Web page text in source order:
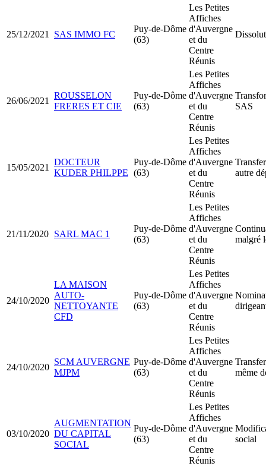
25/12/2021 SAS IMMO FC
Puy-de-Dôme
(63)
Les Petites
Affiches
d'Auvergne
et du
Centre
Réunis
26/06/2021
ROUSSELON
FRERES ET CIE
Puy-de-Dôme
(63)
Les Petites
Affiches
d'Auvergne
et du
Centre
Réunis
SAS
15/05/2021
DOCTEUR
KUDER PHILPPE
Puy-de-Dôme
(63)
Les Petites
Affiches
d'Auvergne
et du
Centre
Réunis
autre
21/11/2020 SARL MAC 1
Puy-de-Dôme
(63)
Les Petites
Affiches
d'Auvergne
et du
Centre
Réunis
malgré
24/10/2020
LA MAISON
AUTO-
NETTOYANTE
CFD
Puy-de-Dôme
(63)
Les Petites
Affiches
d'Auvergne
et du
Centre
Réunis
24/10/2020
SCM AUVERGNE
MJPM
Puy-de-Dôme
(63)
Les Petites
Affiches
d'Auvergne
et du
Centre
Réunis
même
03/10/2020
AUGMENTATION
DU CAPITAL
SOCIAL
Puy-de-Dôme
(63)
Les Petites
Affiches
d'Auvergne
et du
Centre
Réunis
social